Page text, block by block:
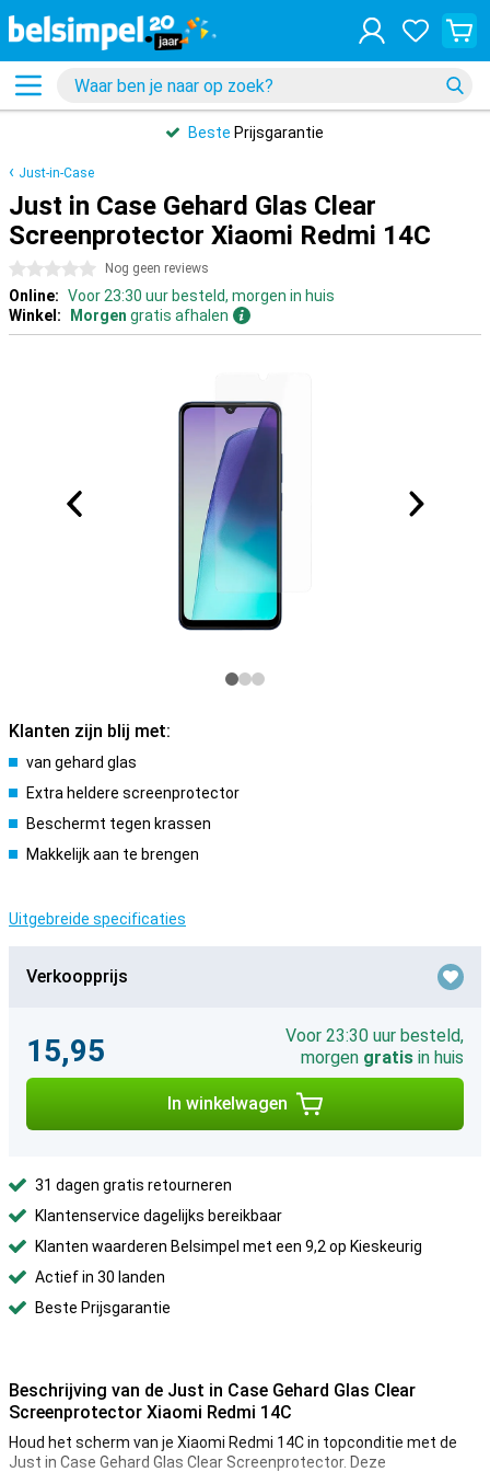
Beste Prijsgarantie
Just-in-Case
Just in Case Gehard Glas Clear
Screenprotector Xiaomi Redmi 14C
0 sterren Nog geen reviews
Online: Voor 23:30 uur besteld, morgen in huis
Winkel:
Morgen gratis afhalen
Klanten zijn blij met:
van gehard glas
Extra heldere screenprotector
Beschermt tegen krassen
Makkelijk aan te brengen
Uitgebreide specificaties
Verkoopprijs
15,95
Voor 23:30 uur besteld,
morgen gratis in huis
In winkelwagen
31 dagen gratis retourneren
Klantenservice dagelijks bereikbaar
Klanten waarderen Belsimpel met een 9,2 op Kieskeurig
Actief in 30 landen
Beste Prijsgarantie
Beschrijving van de Just in Case Gehard Glas Clear
Screenprotector Xiaomi Redmi 14C
Houd het scherm van je Xiaomi Redmi 14C in topconditie met de
Just in Case Gehard Glas Clear Screenprotector. Deze